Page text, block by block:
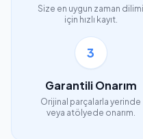
Size en uygun zaman dilimi
için hızlı kayıt.
3
Garantili Onarım
Orijinal parçalarla yerinde
veya atölyede onarım.